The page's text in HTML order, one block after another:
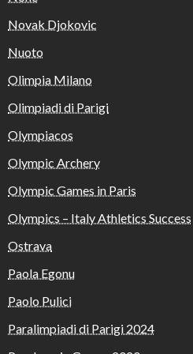
Novak Djokovic
Nuoto
Olimpia Milano
Olimpiadi di Parigi
Olympiacos
Olympic Archery
Olympic Games in Paris
Olympics – Italy Athletics Success
Ostrava
Paola Egonu
Paolo Pulici
Paralimpiadi di Parigi 2024